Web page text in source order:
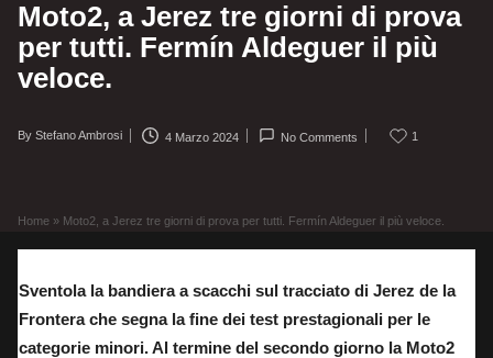
Moto2, a Jerez tre giorni di prova
per tutti. Fermín Aldeguer il più
veloce.
Posted
By Stefano Ambrosi 4 Marzo 2024 No Comments 1
Home » Moto2, a Jerez tre giorni di prova per tutti. Fermín Aldeguer il più veloce.
Sventola la bandiera a scacchi sul tracciato di Jerez de la
Frontera che segna la fine dei test prestagionali per le
categorie minori. Al termine del secondo giorno la Moto2